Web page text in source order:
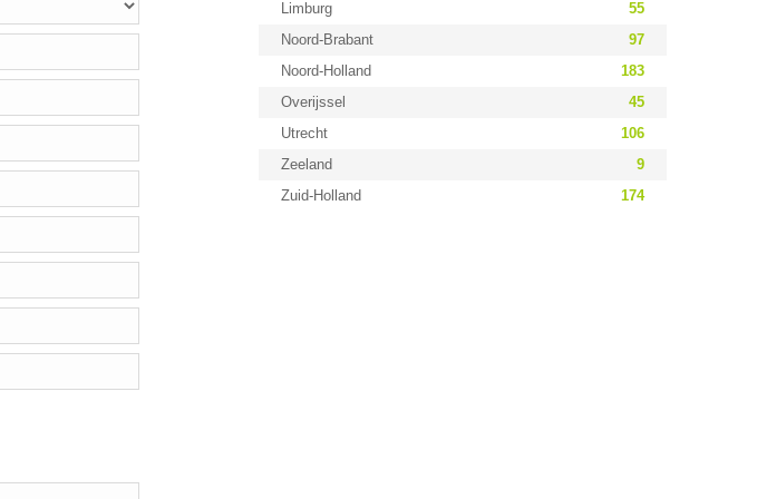
Limburg
55
Noord-Brabant
97
Noord-Holland
183
Overijssel
45
Utrecht
106
Zeeland
9
Zuid-Holland
174